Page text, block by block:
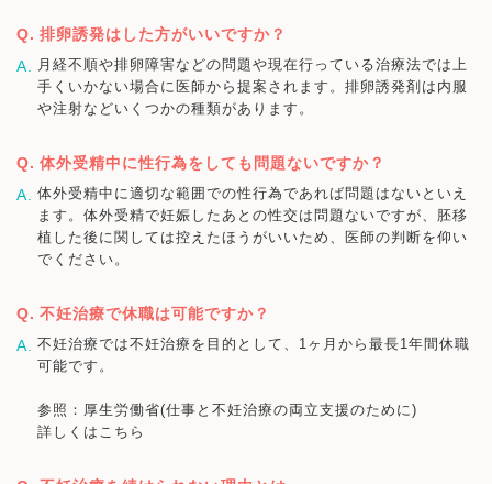
排卵誘発はした方がいいですか？
月経不順や排卵障害などの問題や現在行っている治療法では上
手くいかない場合に医師から提案されます。排卵誘発剤は内服
や注射などいくつかの種類があります。
体外受精中に性行為をしても問題ないですか？
体外受精中に適切な範囲での性行為であれば問題はないといえ
ます。体外受精で妊娠したあとの性交は問題ないですが、胚移
植した後に関しては控えたほうがいいため、医師の判断を仰い
でください。
不妊治療で休職は可能ですか？
不妊治療では不妊治療を目的として、1ヶ月から最長1年間休職
可能です。
参照：厚生労働省(仕事と不妊治療の両立支援のために)
詳しくはこちら